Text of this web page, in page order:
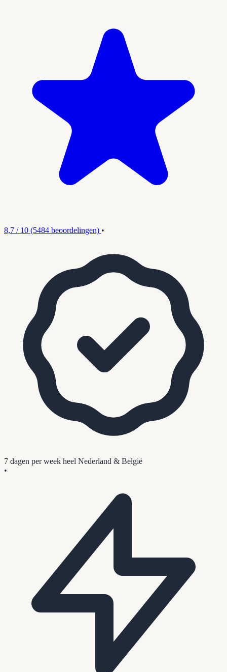
8,7 / 10 (5484 beoordelingen) •
7 dagen per week heel Nederland & België
•